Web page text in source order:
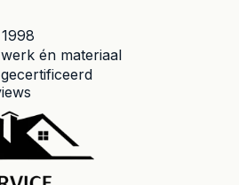
én materiaal
gecertificeerd